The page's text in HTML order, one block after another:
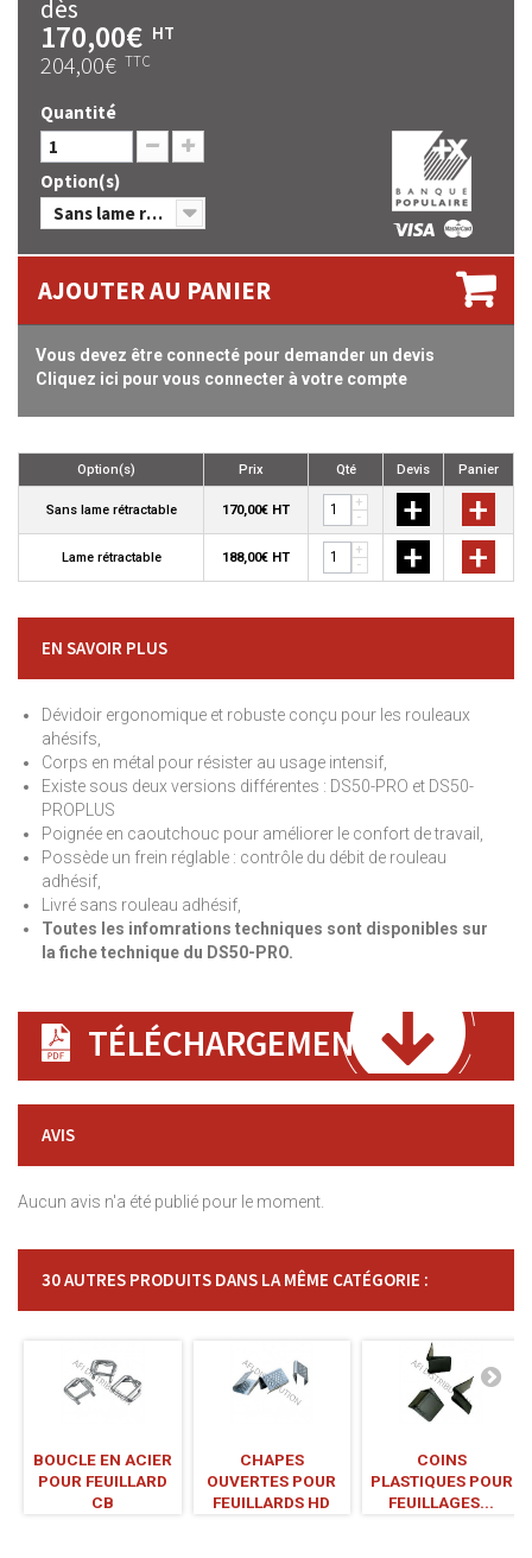
dès
170,00€ HT
204,00€ TTC
Quantité
Option(s)
Sans lame rétractable
AJOUTER AU PANIER
Vous devez être connecté pour demander un devis
Cliquez ici pour vous connecter à votre compte
Option(s) Prix Qté Devis Panier
Sans lame rétractable 170,00€ HT
+
-
+ +
Lame rétractable 188,00€ HT
+
-
+ +
EN SAVOIR PLUS
Dévidoir ergonomique et robuste conçu pour les rouleaux
ahésifs,
Corps en métal pour résister au usage intensif,
Existe sous deux versions différentes : DS50-PRO et DS50-
PROPLUS
Poignée en caoutchouc pour améliorer le confort de travail,
Possède un frein réglable : contrôle du débit de rouleau
adhésif,
Livré sans rouleau adhésif,
Toutes les infomrations techniques sont disponibles sur
la fiche technique du DS50-PRO.
TÉLÉCHARGEMENT
AVIS
Aucun avis n'a été publié pour le moment.
30 AUTRES PRODUITS DANS LA MÊME CATÉGORIE :
BOUCLE EN ACIER
POUR FEUILLARD
CB
CHAPES
OUVERTES POUR
FEUILLARDS HD
COINS
PLASTIQUES POUR
FEUILLAGES...